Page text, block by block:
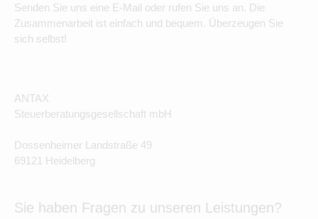
Senden Sie uns eine E-Mail oder rufen Sie uns an. Die
Zusammenarbeit ist einfach und bequem. Überzeugen Sie
sich selbst!
ANTAX
Steuerberatungsgesellschaft mbH
Dossenheimer Landstraße 49
69121 Heidelberg
Sie haben Fragen zu unseren Leistungen?